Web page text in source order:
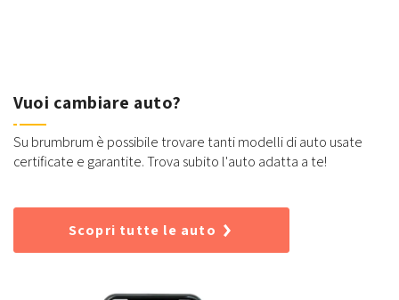
Vuoi cambiare auto?
Su brumbrum è possibile trovare tanti modelli di auto usate
certificate e garantite. Trova subito l'auto adatta a te!
Scopri tutte le auto